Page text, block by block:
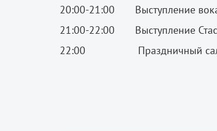
20:00-21:00 Выступление
21:00-22:00 Выступление
22:00 Праздничный